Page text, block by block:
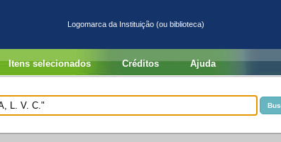
Logomarca da Instituição (ou biblioteca)
Itens selecionados Créditos Ajuda